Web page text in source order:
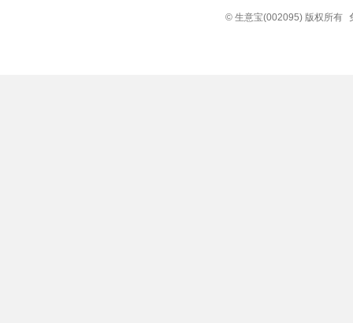
© 生意宝(002095) 版权所有